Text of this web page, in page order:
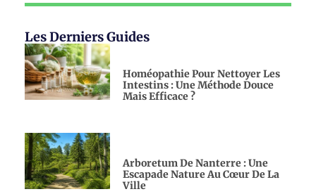
Les Derniers Guides
Homéopathie Pour Nettoyer Les
Intestins : Une Méthode Douce
Mais Efficace ?
Arboretum De Nanterre : Une
Escapade Nature Au Cœur De La
Ville